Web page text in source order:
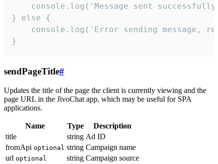
console.log('Message sent
} else {
console.log('Error sending message,
}
sendPageTitle#
Updates the title of the page the client is currently viewing and the
page URL in the JivoChat app, which may be useful for SPA
applications.
Name Type
Description
title
string Ad ID
fromApi optional string Campaign name
url optional string Campaign source